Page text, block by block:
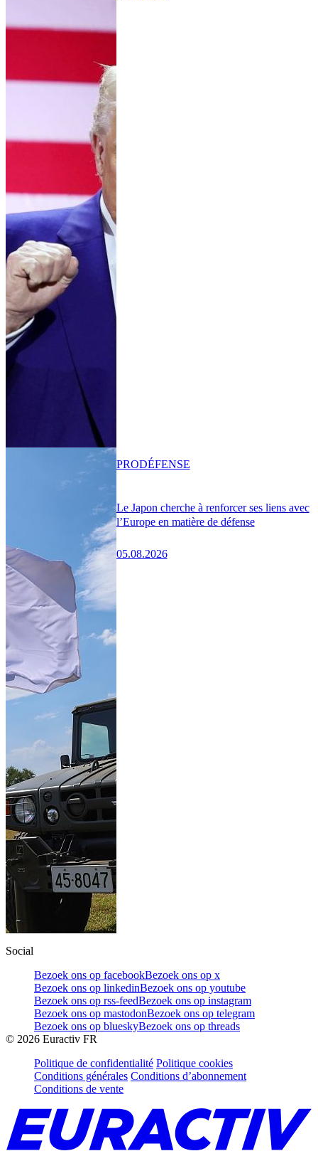
Le Japon cherche à renforcer ses liens avec
l’Europe en matière de défense
05.08.2026
PRODÉFENSE
Social
Bezoek ons op facebookBezoek ons op x
Bezoek ons op linkedinBezoek ons op youtube
Bezoek ons op rss-feedBezoek ons op instagram
Bezoek ons op mastodonBezoek ons op telegram
Bezoek ons op blueskyBezoek ons op threads
© 2026 Euractiv FR
Politique de confidentialité Politique cookies
Conditions générales Conditions d’abonnement
Conditions de vente